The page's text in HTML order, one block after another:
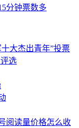
分钟票数多
大杰出青年”投票
选
阅读量价格怎么收